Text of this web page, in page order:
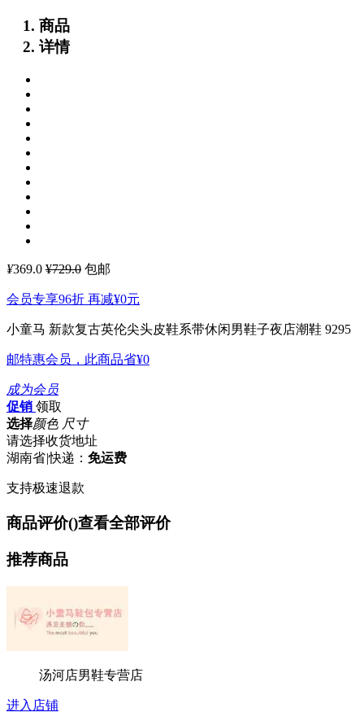
商品
详情
¥369.0 ¥729.0 包邮
会员专享96折 再减¥0元
小童马 新款复古英伦尖头皮鞋系带休闲男鞋子夜店潮鞋 9295
邮特惠会员，此商品省¥0
成为会员
促销 领取
选择颜色 尺寸
请选择收货地址
湖南省|快递： 免运费
支持极速退款
商品评价()查看全部评价
推荐商品
汤河店男鞋专营店
进入店铺